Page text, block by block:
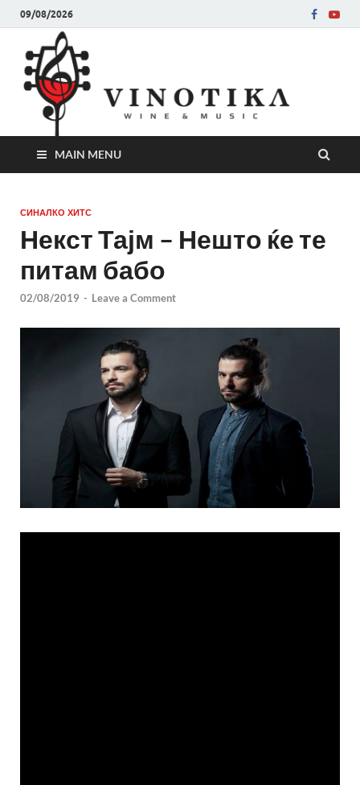
09/08/2026
MAIN MENU
СИНАЛКО ХИТС
Некст Тајм – Нешто ќе те
питам бабо
02/08/2019 - Leave a Comment